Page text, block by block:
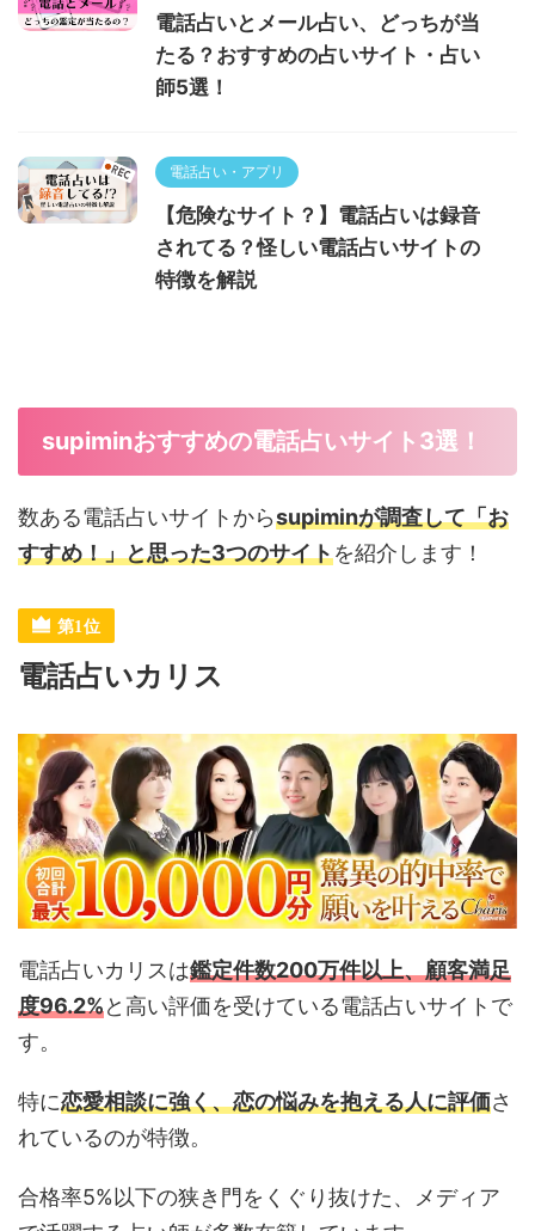
電話占いとメール占い、どっちが当
たる？おすすめの占いサイト・占い
師5選！
電話占い・アプリ
【危険なサイト？】電話占いは録音
されてる？怪しい電話占いサイトの
特徴を解説
supiminおすすめの電話占いサイト3選！
数ある電話占いサイトからsupiminが調査して「お
すすめ！」と思った3つのサイトを紹介します！
電話占いカリス
電話占いカリスは鑑定件数200万件以上、顧客満足
度96.2%と高い評価を受けている電話占いサイトで
す。
特に恋愛相談に強く、恋の悩みを抱える人に評価さ
れているのが特徴。
合格率5%以下の狭き門をくぐり抜けた、メディア